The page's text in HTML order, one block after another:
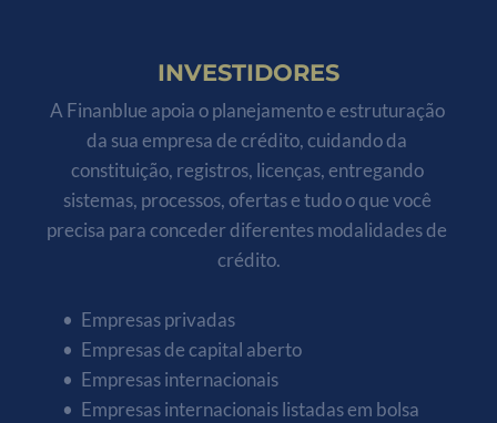
INVESTIDORES
A Finanblue apoia o planejamento e estruturação
da sua empresa de crédito, cuidando da
constituição, registros, licenças, entregando
sistemas, processos, ofertas e tudo o que você
precisa para conceder diferentes modalidades de
crédito.
Empresas privadas
Empresas de capital aberto
Empresas internacionais
Empresas internacionais listadas em bolsa